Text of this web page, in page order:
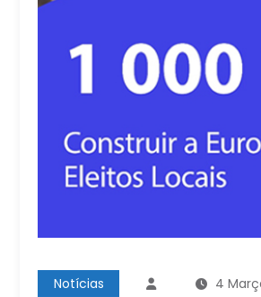
Notícias 4